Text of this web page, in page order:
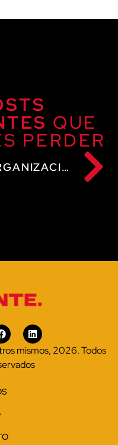
QUE
PERDER
ORGANIZACIÓN Y COBERTURA DE EVENTOS EN MADRID: GUÍA COMPLETA (CHECKLIST, LUZ, SONIDO, FOTOS, VÍDEOS ENFOCADOS EN CONTENIDOS PARA RRSS)
mismos, 2026. Todos